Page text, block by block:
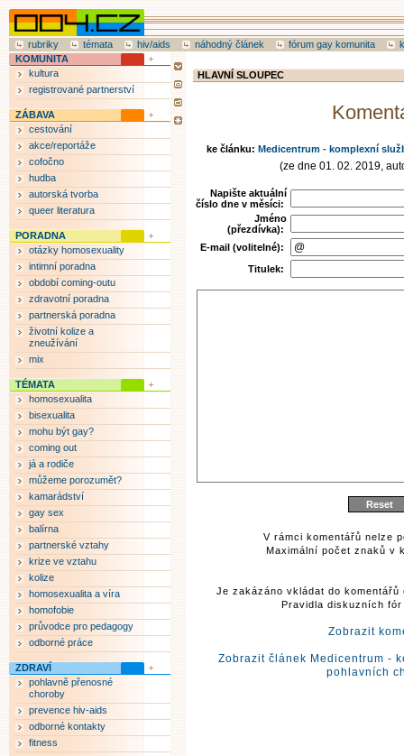
rubriky témata hiv/aids náhodný článek fórum gay komunita
HLAVNÍ SLOUPEC
ke článku: Medicentrum - komplexní
(ze dne 01. 02. 2019,
Napište aktuální
číslo dne v měsíci:
Jméno
(přezdívka):
E-mail (volitelné):
Titulek:
V rámci komentářů nelze
Maximální počet znaků v
Je zakázáno vkládat do
Pravidla diskuzních
Zobrazit
Zobrazit článek Medicentrum -
pohlavních
KOMUNITA
kultura
registrované partnerství
ZÁBAVA
cestování
akce/reportáže
cofočno
hudba
autorská tvorba
queer literatura
PORADNA
otázky homosexuality
intimní poradna
období coming-outu
zdravotní poradna
partnerská poradna
životní kolize a
zneužívání
mix
TÉMATA
homosexualita
bisexualita
mohu být gay?
coming out
já a rodiče
můžeme porozumět?
kamarádství
gay sex
balírna
partnerské vztahy
krize ve vztahu
kolize
homosexualita a víra
homofobie
průvodce pro pedagogy
odborné práce
ZDRAVÍ
pohlavně přenosné
choroby
prevence hiv-aids
odborné kontakty
fitness